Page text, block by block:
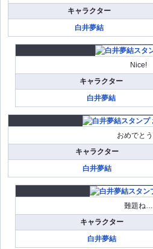
キャラクター
白井夢結
Nice!
キャラクター
白井夢結
おめでとう
キャラクター
白井夢結
難題ね…
キャラクター
白井夢結